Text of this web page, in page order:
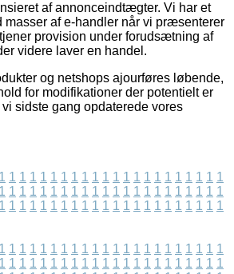
af annonceindtægter. Vi har et
masser af e-handler når vi præsenterer
provision under forudsætning af
videre laver en handel.
og netshops ajourføres løbende,
for modifikationer der potentielt er
sidste gang opdaterede vores
1 1 1 1 1 1 1 1 1 1 1 1 1 1 1 1 1 1 1 1 1 1
1 1 1 1 1 1 1 1 1 1 1 1 1 1 1 1 1 1 1 1 1 1
1 1 1 1 1 1 1 1 1 1 1 1 1 1 1 1 1 1 1 1 1 1
1 1 1 1 1 1 1 1 1 1 1 1 1 1 1 1 1 1 1 1 1 1
1 1 1 1 1 1 1 1 1 1 1 1 1 1 1 1 1 1 1 1 1 1